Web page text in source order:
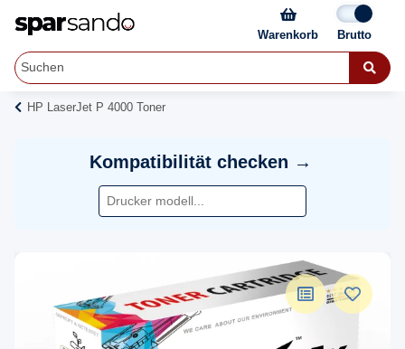
Warenkorb
HP LaserJet P 4000 Toner
Kompatibilität checken →